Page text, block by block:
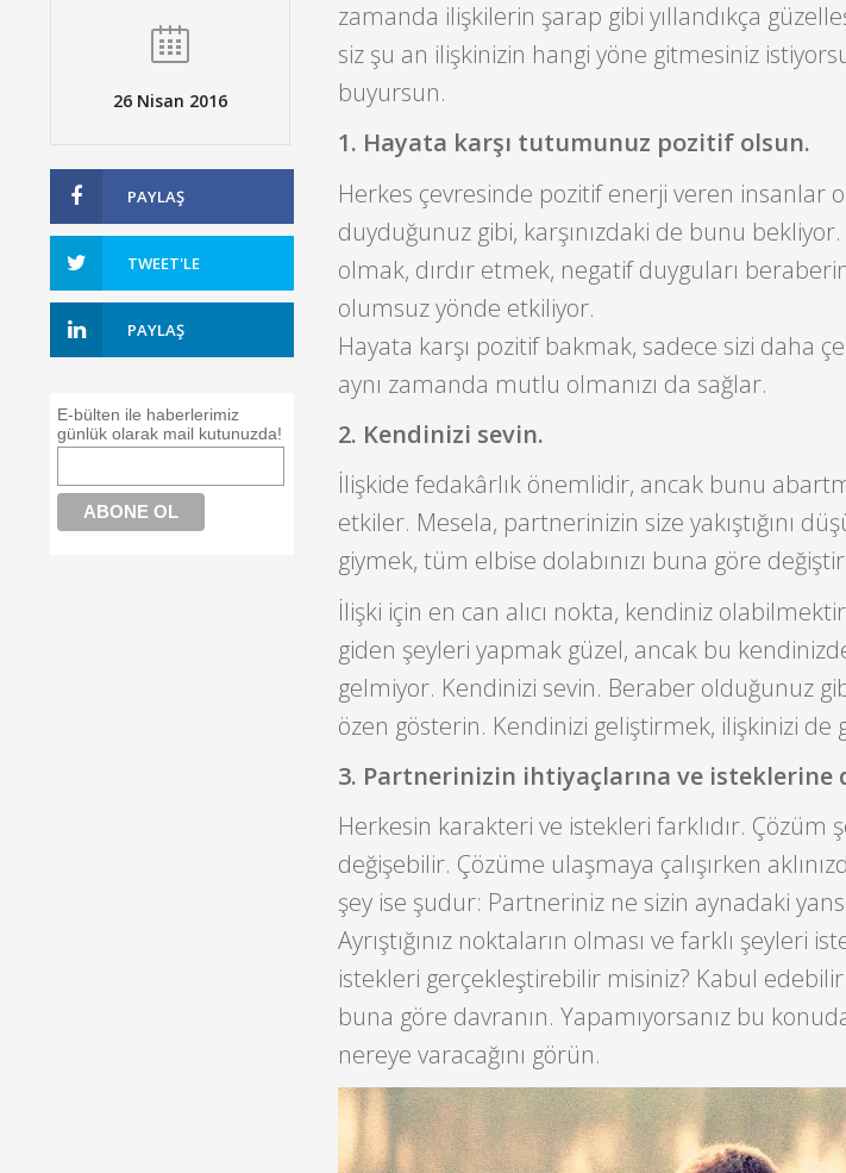
26 Nisan 2016
PAYLAŞ
TWEET'LE
PAYLAŞ
E-bülten ile haberlerimiz
günlük olarak mail kutunuzda!
zamanda ilişkilerin şarap gibi yıllandıkça
siz şu an ilişkinizin hangi yöne gitmesiniz
buyursun.
1. Hayata karşı tutumunuz pozitif olsun.
Herkes çevresinde pozitif enerji veren insanlar
duyduğunuz gibi, karşınızdaki de bunu
olmak, dırdır etmek, negatif duyguları
olumsuz yönde etkiliyor.
Hayata karşı pozitif bakmak, sadece sizi daha
aynı zamanda mutlu olmanızı da sağlar.
2. Kendinizi sevin.
İlişkide fedakârlık önemlidir, ancak bunu
etkiler. Mesela, partnerinizin size yakıştığını
giymek, tüm elbise dolabınızı buna göre
İlişki için en can alıcı nokta, kendiniz
giden şeyleri yapmak güzel, ancak bu
gelmiyor. Kendinizi sevin. Beraber olduğunuz
özen gösterin. Kendinizi geliştirmek, ilişkinizi de
3. Partnerinizin ihtiyaçlarına ve isteklerine
Herkesin karakteri ve istekleri farklıdır. Çözüm
değişebilir. Çözüme ulaşmaya çalışırken
şey ise şudur: Partneriniz ne sizin aynadaki
Ayrıştığınız noktaların olması ve farklı şeyleri
istekleri gerçekleştirebilir misiniz? Kabul edebilir
buna göre davranın. Yapamıyorsanız bu
nereye varacağını görün.